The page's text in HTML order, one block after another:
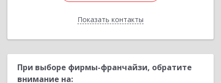
Показать контакты
Назад
При выборе фирмы-франчайзи, обратите
внимание на: